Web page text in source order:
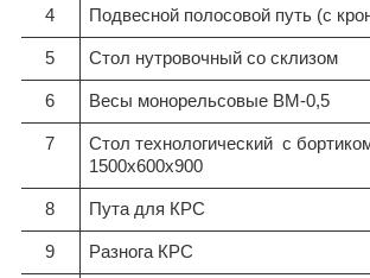
4 Подвесной полосовой путь (с
5 Стол нутровочный со склизом
6 Весы монорельсовые ВМ-0,5
7
Стол технологический с
1500х600х900
8 Пута для КРС
9 Разнога КРС